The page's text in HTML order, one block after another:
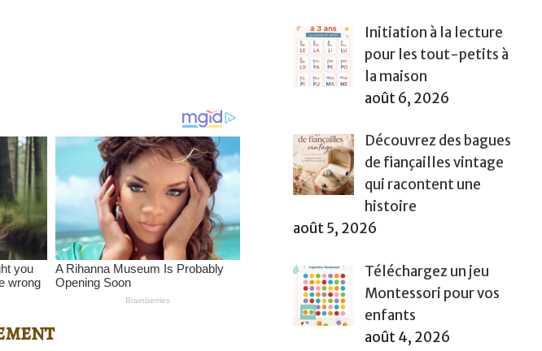
Initiation à la lecture
pour les tout-petits à
la maison
août 6, 2026
Découvrez des bagues
de fiançailles vintage
qui racontent une
histoire
août 5, 2026
Téléchargez un jeu
Montessori pour vos
enfants
août 4, 2026